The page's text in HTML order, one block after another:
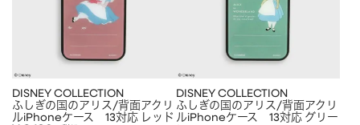
DISNEY COLLECTION
ふしぎの国のアリス/背面アクリ
ルiPhoneケース 13対応 レッド
DISNEY COLLECTION
ふしぎの国のアリス/背面アクリ
ルiPhoneケース 13対応 グリー